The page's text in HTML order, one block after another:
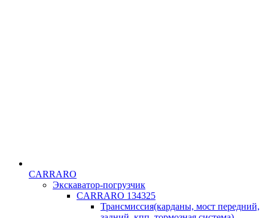
CARRARO
Экскаватор-погрузчик
CARRARO 134325
Трансмиссия(карданы, мост передний,